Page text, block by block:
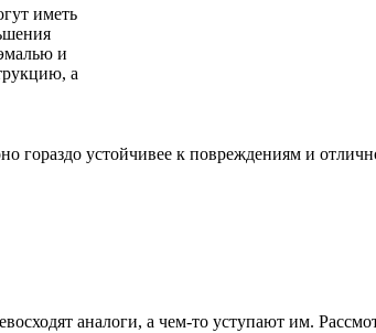
иметь
и
а
гораздо устойчивее к повреждениям и
аналоги, а чем-то уступают им.